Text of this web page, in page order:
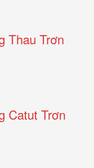
Thau Trơn
Catut Trơn